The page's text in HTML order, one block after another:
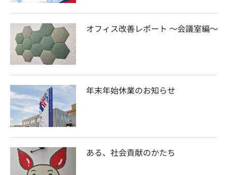
オフィス改善レポート ～会議室編～
年末年始休業のお知らせ
ある、社会貢献のかたち